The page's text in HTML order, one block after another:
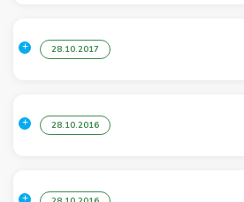
28.10.2017
28.10.2016